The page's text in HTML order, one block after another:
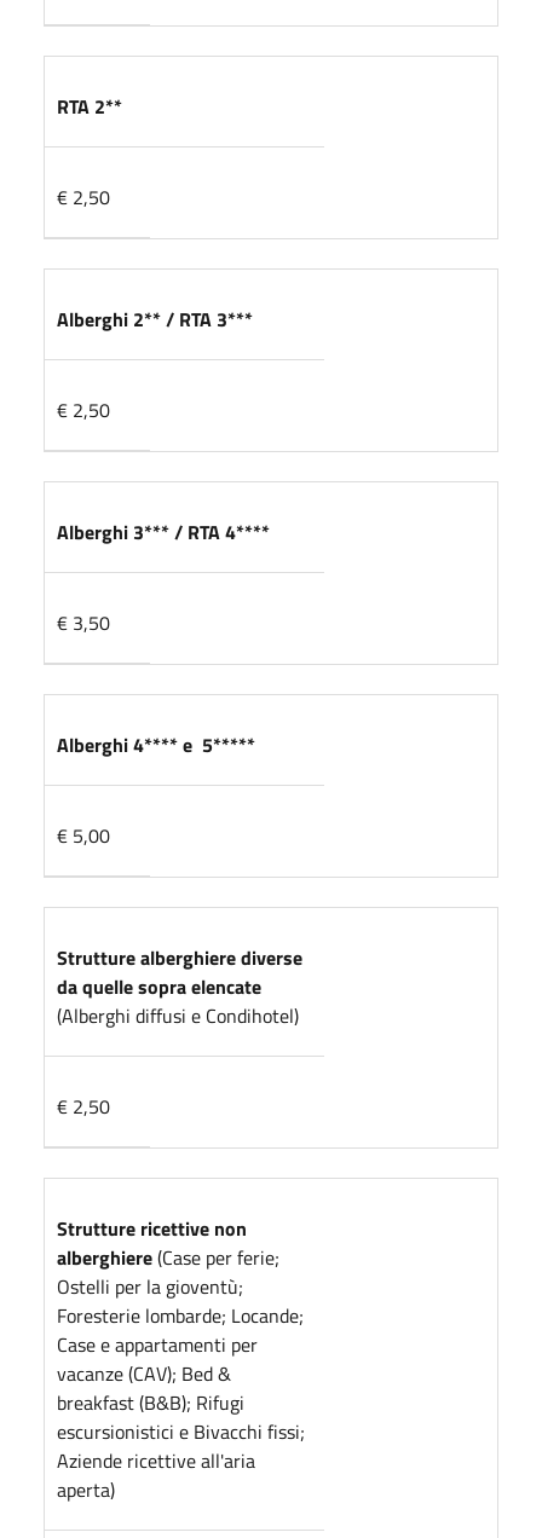
RTA 2**
€ 2,50
Alberghi 2** / RTA 3***
€ 2,50
Alberghi 3*** / RTA 4****
€ 3,50
Alberghi 4**** e 5*****
€ 5,00
Strutture alberghiere diverse
da quelle sopra elencate
(Alberghi diffusi e Condihotel)
€ 2,50
Strutture ricettive non
alberghiere(Case per ferie;
Ostelli per la gioventù;
Foresterie lombarde; Locande;
Case e appartamenti per
vacanze (CAV); Bed &
breakfast (B&B); Rifugi
escursionistici e Bivacchi fissi;
Aziende ricettive all'aria
aperta)